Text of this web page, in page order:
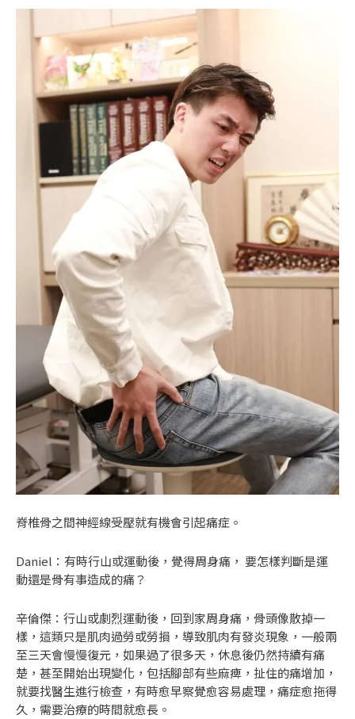
脊椎骨之間神經線受壓就有機會引起痛症。
Daniel：有時行山或運動後，覺得周身痛， 要怎樣判斷是運
動還是骨有事造成的痛？
辛倫傑：行山或劇烈運動後，回到家周身痛，骨頭像散掉一
樣，這類只是肌肉過勞或勞損，導致肌肉有發炎現象，一般兩
至三天會慢慢復元，如果過了很多天，休息後仍然持續有痛
楚，甚至開始出現變化，包括腳部有些麻痺，扯住的痛增加，
就要找醫生進行檢查，有時愈早察覺愈容易處理，痛症愈拖得
久，需要治療的時間就愈長。